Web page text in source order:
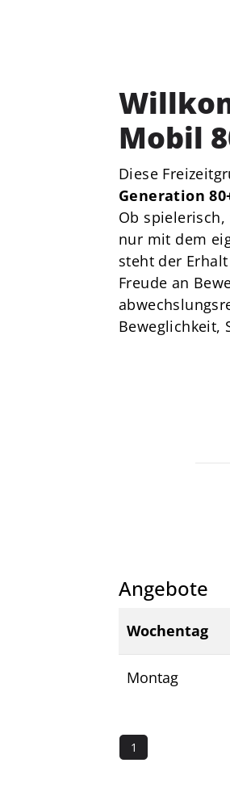
Mobil
Diese
Generation
Ob
nur mit dem
steht der
Freude an
Beweglichkeit,
Angebote
Wochentag
Montag
1
Am Stadtbad 1
27753